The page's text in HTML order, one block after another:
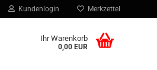
Kundenlogin Merkzettel
Ihr Warenkorb
0,00 EUR